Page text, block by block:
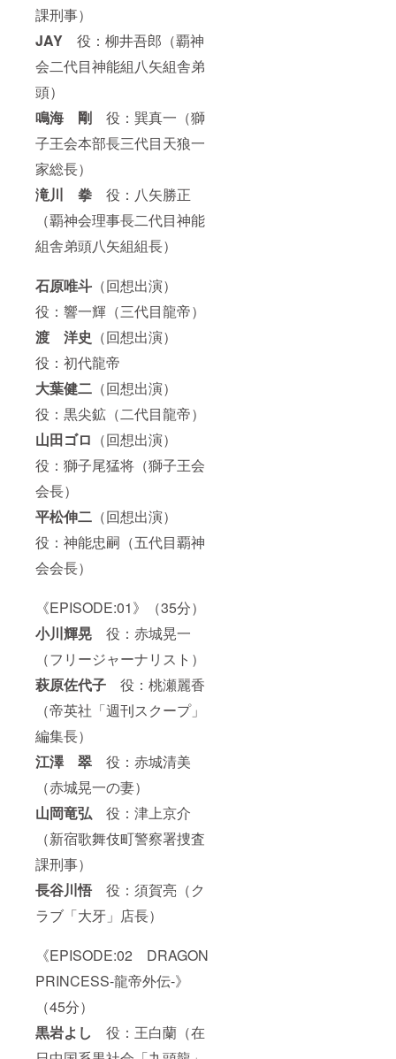
課刑事）
JAY 役：柳井吾郎（覇神
会二代目神能組八矢組舎弟
頭）
鳴海 剛 役：巽真一（獅
子王会本部長三代目天狼一
家総長）
滝川 拳 役：八矢勝正
（覇神会理事長二代目神能
組舎弟頭八矢組組長）
石原唯斗 （回想出演）
役：響一輝（三代目龍帝）
渡 洋史 （回想出演）
役：初代龍帝
大葉健二 （回想出演）
役：黒尖鉱（二代目龍帝）
山田ゴロ （回想出演）
役：獅子尾猛将（獅子王会
会長）
平松伸二 （回想出演）
役：神能忠嗣（五代目覇神
会会長）
《EPISODE:01》（35分）
小川輝晃 役：赤城晃一
（フリージャーナリスト）
萩原佐代子 役：桃瀬麗香
（帝英社「週刊スクープ」
編集長）
江澤 翠 役：赤城清美
（赤城晃一の妻）
山岡竜弘 役：津上京介
（新宿歌舞伎町警察署捜査
課刑事）
長谷川悟役：須賀亮（ク
ラブ「大牙」店長）
《EPISODE:02 DRAGON
PRINCESS-龍帝外伝-》
（45分）
黒岩よし 役：王白蘭（在